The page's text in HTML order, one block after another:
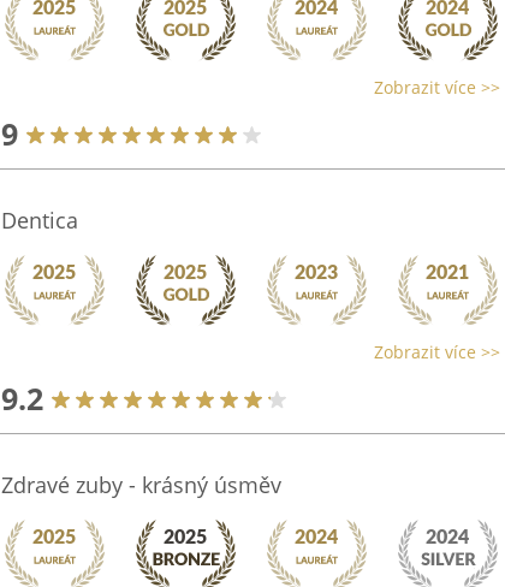
Zobrazit více >>
9
Dentica
Zobrazit více >>
9.2
Zdravé zuby - krásný úsměv